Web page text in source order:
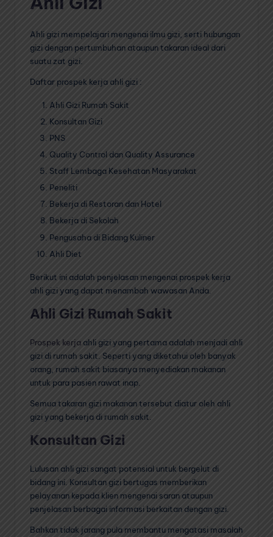
Ahli gizi mempelajari mengenai ilmu gizi, serti hubungan
gizi dengan pertumbuhan ataupun takaran ideal dari
suatu zat gizi.
Daftar prospek kerja ahli gizi :
Ahli Gizi Rumah Sakit
Konsultan Gizi
PNS
Quality Control dan Quality Assurance
Staff Lembaga Kesehatan Masyarakat
Peneliti
Bekerja di Restoran dan Hotel
Bekerja di Sekolah
Pengusaha di Bidang Kuliner
Ahli Diet
Berikut ini adalah penjelasan mengenai prospek kerja
ahli gizi yang dapat menambah wawasan Anda.
Ahli Gizi Rumah Sakit
Prospek kerja ahli gizi yang pertama adalah menjadi ahli
gizi di rumah sakit. Seperti yang diketahui oleh banyak
orang, rumah sakit biasanya menyediakan makanan
untuk para pasien rawat inap.
Semua takaran gizi makanan tersebut diatur oleh ahli
gizi yang bekerja di rumah sakit.
Konsultan Gizi
Lulusan ahli gizi sangat potensial untuk bergelut di
bidang ini. Konsultan gizi bertugas memberikan
pelayanan kepada klien mengenai saran ataupun
penjelasan berbagai informasi berkaitan dengan gizi.
Bahkan tidak jarang pula membantu mengatasi masalah